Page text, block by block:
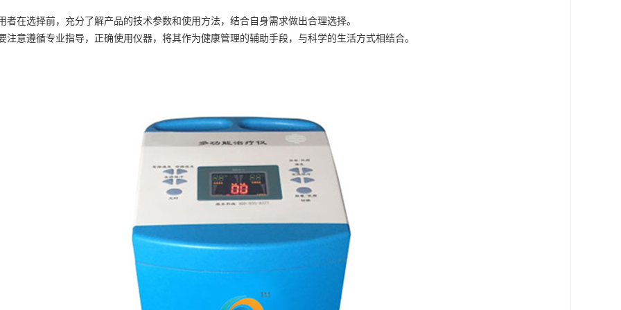
者在选择前，充分了解产品的技术参数和使用方法，结合自身需求做出合理选择。
注意遵循专业指导，正确使用仪器，将其作为健康管理的辅助手段，与科学的生活方式相结合。